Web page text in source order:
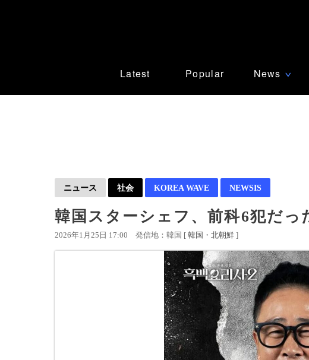
Latest Popular News ∨
ニュース 社会 KOREA WAVE NEWSIS
韓国スターシェフ、前科6犯だ
2026年1月25日 17:00 発信地：韓国 [ 韓国・北朝鮮 ]